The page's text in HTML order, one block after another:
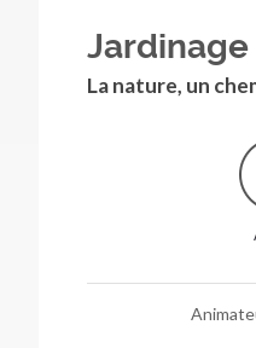
La nature, un